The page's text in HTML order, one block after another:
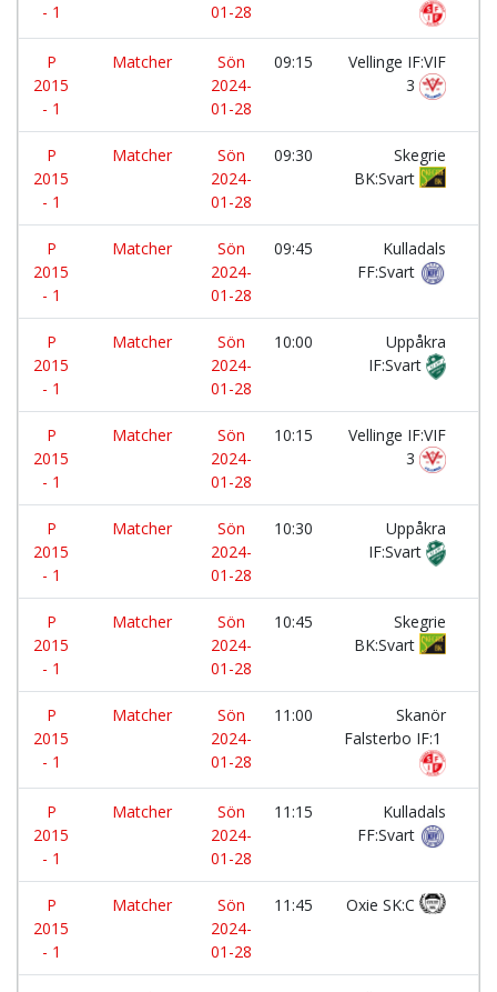
- 1
01-28
P
2015
- 1
Matcher
Sön
2024-
01-28
09:15
Vellinge IF:VIF
3
P
2015
- 1
Matcher
Sön
2024-
01-28
09:30
Skegrie
BK:Svart
P
2015
- 1
Matcher
Sön
2024-
01-28
09:45
Kulladals
FF:Svart
P
2015
- 1
Matcher
Sön
2024-
01-28
10:00
Uppåkra
IF:Svart
P
2015
- 1
Matcher
Sön
2024-
01-28
10:15
Vellinge IF:VIF
3
P
2015
- 1
Matcher
Sön
2024-
01-28
10:30
Uppåkra
IF:Svart
P
2015
- 1
Matcher
Sön
2024-
01-28
10:45
Skegrie
BK:Svart
P
2015
- 1
Matcher
Sön
2024-
01-28
11:00
Skanör
Falsterbo IF:1
P
2015
- 1
Matcher
Sön
2024-
01-28
11:15
Kulladals
FF:Svart
P
2015
- 1
Matcher
Sön
2024-
01-28
11:45 Oxie SK:C